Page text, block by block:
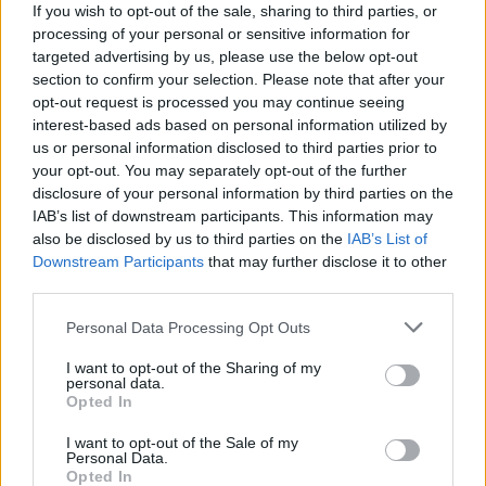
If you wish to opt-out of the sale, sharing to third parties, or
processing of your personal or sensitive information for
targeted advertising by us, please use the below opt-out
section to confirm your selection. Please note that after your
opt-out request is processed you may continue seeing
interest-based ads based on personal information utilized by
us or personal information disclosed to third parties prior to
your opt-out. You may separately opt-out of the further
disclosure of your personal information by third parties on the
IAB’s list of downstream participants. This information may
also be disclosed by us to third parties on the IAB’s List of
Downstream Participants that may further disclose it to other
Personal Data Processing Opt Outs
I want to opt-out of the Sharing of my
personal data.
Opted In
I want to opt-out of the Sale of my
Personal Data.
Opted In
Edelsteinbeutel erspielen konnte. Auch die übrigen
Belohnungen waren völlig angemessen.
Leider ist es mir auch diesmal nicht gelungen, ein
vollständiges Set zu erspielen, obwohl ich sämtliche
Sphärenscherben in meinem Besitz aufgebraucht habe.
Ärgerlich.
Trotzdem insgesamt ein schönes Event. Immer wieder
gerne!
17 Juli 2015
znooggefällt dies.
Zitat von Cargo64:
Paule, Paule ,Paule!! Was soll denn das alles? Bist der Superman
und gut ist. Warte doch auf die neue Welt! Dieses Event hast doch
scheinbar zigmal durch, oder?!! Deine Rüstung , Waffen hast doch